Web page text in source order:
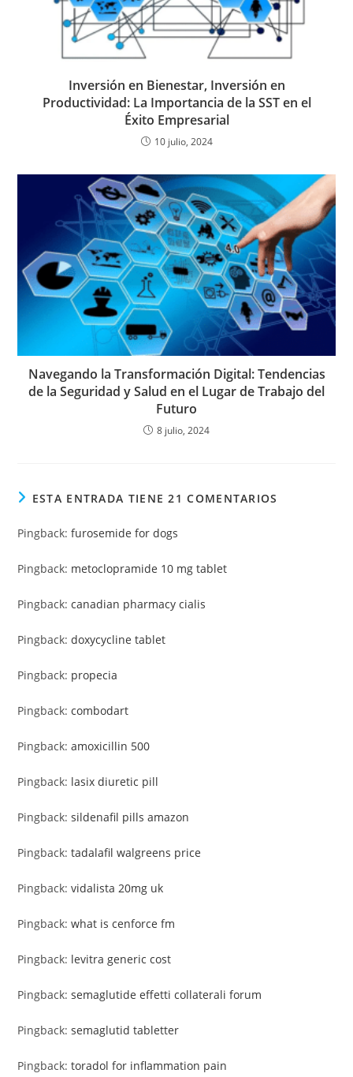
Inversión en Bienestar, Inversión en
Productividad: La Importancia de la SST en el
Éxito Empresarial
10 julio, 2024
Navegando la Transformación Digital: Tendencias
de la Seguridad y Salud en el Lugar de Trabajo del
Futuro
8 julio, 2024
ESTA ENTRADA TIENE 21 COMENTARIOS
Pingback:furosemide for dogs
Pingback: metoclopramide 10 mg tablet
Pingback:canadian pharmacy cialis
Pingback:doxycycline tablet
Pingback: propecia
Pingback:combodart
Pingback:amoxicillin 500
Pingback: lasix diuretic pill
Pingback:sildenafil pills amazon
Pingback:tadalafil walgreens price
Pingback:vidalista 20mg uk
Pingback:what is cenforce fm
Pingback: levitra generic cost
Pingback:semaglutide effetti collaterali forum
Pingback:semaglutid tabletter
Pingback:toradol for inflammation pain